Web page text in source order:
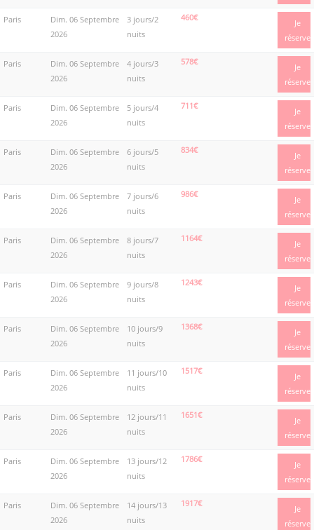
Paris
Dim. 06 Septembre
2026
3 jours/2
nuits
460€
Je
réserve
Paris
Dim. 06 Septembre
2026
4 jours/3
nuits
578€
Je
réserve
Paris
Dim. 06 Septembre
2026
5 jours/4
nuits
711€
Je
réserve
Paris
Dim. 06 Septembre
2026
6 jours/5
nuits
834€
Je
réserve
Paris
Dim. 06 Septembre
2026
7 jours/6
nuits
986€
Je
réserve
Paris
Dim. 06 Septembre
2026
8 jours/7
nuits
1164€
Je
réserve
Paris
Dim. 06 Septembre
2026
9 jours/8
nuits
1243€
Je
réserve
Paris
Dim. 06 Septembre
2026
10 jours/9
nuits
1368€
Je
réserve
Paris
Dim. 06 Septembre
2026
11 jours/10
nuits
1517€
Je
réserve
Paris
Dim. 06 Septembre
2026
12 jours/11
nuits
1651€
Je
réserve
Paris
Dim. 06 Septembre
2026
13 jours/12
nuits
1786€
Je
réserve
Paris
Dim. 06 Septembre
2026
14 jours/13
nuits
1917€
Je
réserve